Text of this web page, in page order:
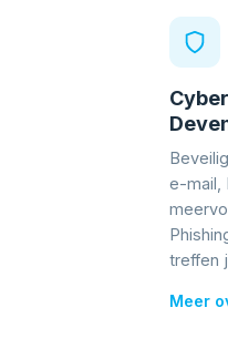
e-mail,
treffen
Meer